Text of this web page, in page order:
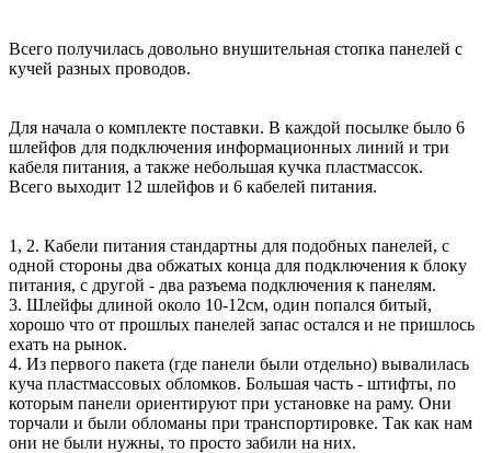
Всего получилась довольно внушительная стопка панелей с
кучей разных проводов.
Для начала о комплекте поставки. В каждой посылке было 6
шлейфов для подключения информационных линий и три
кабеля питания, а также небольшая кучка пластмассок.
Всего выходит 12 шлейфов и 6 кабелей питания.
1, 2. Кабели питания стандартны для подобных панелей, с
одной стороны два обжатых конца для подключения к блоку
питания, с другой - два разъема подключения к панелям.
3. Шлейфы длиной около 10-12см, один попался битый,
хорошо что от прошлых панелей запас остался и не пришлось
ехать на рынок.
4. Из первого пакета (где панели были отдельно) вывалилась
куча пластмассовых обломков. Большая часть - штифты, по
которым панели ориентируют при установке на раму. Они
торчали и были обломаны при транспортировке. Так как нам
они не были нужны, то просто забили на них.